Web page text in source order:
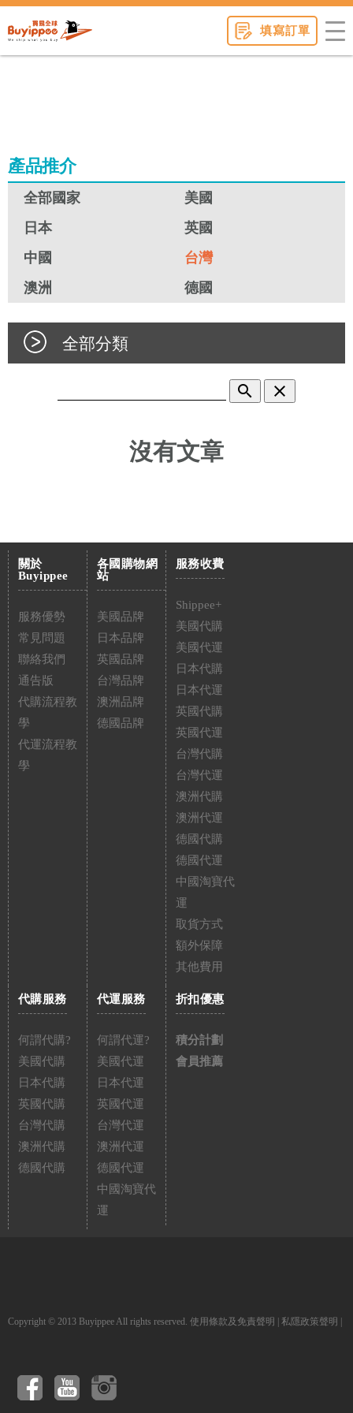
填寫訂單
產品推介
全部國家
美國
日本
英國
中國
台灣
澳洲
德國
全部分類
search clear
沒有文章
關於
Buyippee
服務優勢
常見問題
聯絡我們
通告版
代購流程教
學
代運流程教
學
各國購物網
站
美國品牌
日本品牌
英國品牌
台灣品牌
澳洲品牌
德國品牌
服務收費
Shippee+
美國代購
美國代運
日本代購
日本代運
英國代購
英國代運
台灣代購
台灣代運
澳洲代購
澳洲代運
德國代購
德國代運
中國淘寶代
運
取貨方式
額外保障
其他費用
代購服務
何謂代購?
美國代購
日本代購
英國代購
台灣代購
澳洲代購
德國代購
代運服務
何謂代運?
美國代運
日本代運
英國代運
台灣代運
澳洲代運
德國代運
中國淘寶代
運
折扣優惠
積分計劃
會員推薦
Copyright © 2013 Buyippee All rights reserved. 使用條款及免責聲明 私隱政策聲明